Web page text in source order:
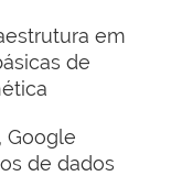
em
de
Google
de dados